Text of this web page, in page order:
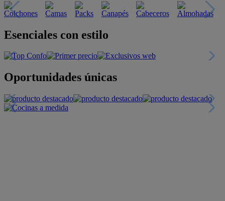
Esenciales con estilo
Oportunidades únicas